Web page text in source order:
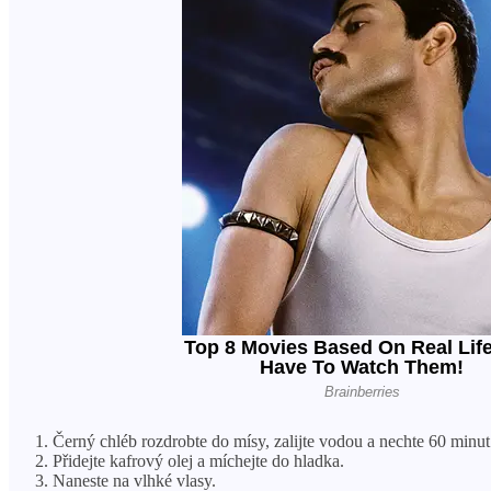
Černý chléb rozdrobte do mísy, zalijte vodou a nechte 60
Přidejte kafrový olej a míchejte do hladka.
Naneste na vlhké vlasy.